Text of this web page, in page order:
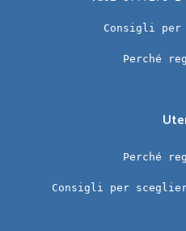
Consigli
Perché
Perché
Consigli per